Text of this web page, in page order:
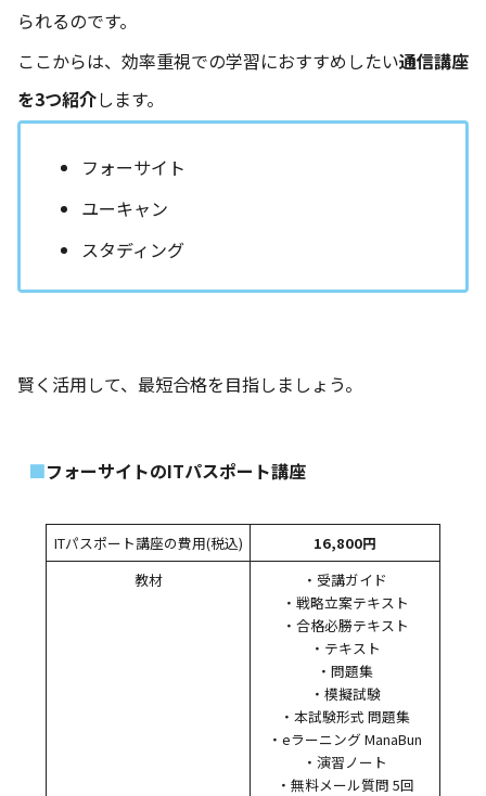
られるのです。
ここからは、効率重視での学習におすすめしたい通信講座
を3つ紹介します。
フォーサイト
ユーキャン
スタディング
賢く活用して、最短合格を目指しましょう。
フォーサイトのITパスポート講座
ITパスポート講座の費用(税込)
16,800円
教材
・受講ガイド
・戦略立案テキスト
・合格必勝テキスト
・テキスト
・問題集
・模擬試験
・本試験形式 問題集
・eラーニング ManaBun
・演習ノート
・無料メール質問 5回